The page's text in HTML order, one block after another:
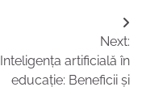
Next:
Inteligența artificială în
educație: Beneficii și